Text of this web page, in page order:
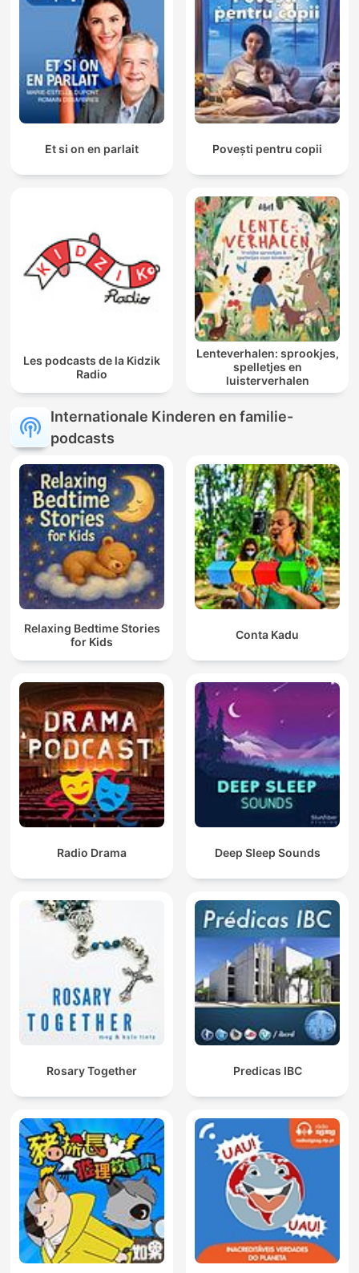
Et si on en parlait Povești pentru copii
Les podcasts de la Kidzik
Radio
Lenteverhalen: sprookjes,
spelletjes en
luisterverhalen
Internationale Kinderen en familie-
podcasts
Relaxing Bedtime Stories
for Kids
Conta Kadu
Radio Drama Deep Sleep Sounds
Rosary Together Predicas IBC